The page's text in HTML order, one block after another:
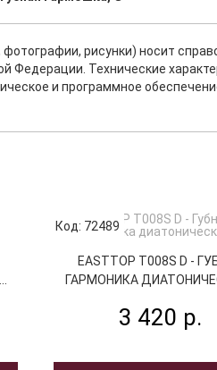
рисунки) носит
Федерации. Технические
и программное
Код: 72489
EASTTOP T008S D -
ГАРМОНИКА
3 420 р.